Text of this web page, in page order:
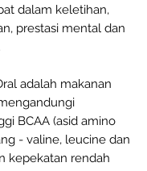
dalam keletihan,
prestasi mental dan
adalah makanan
BCAA (asid amino
- valine, leucine dan
kepekatan rendah